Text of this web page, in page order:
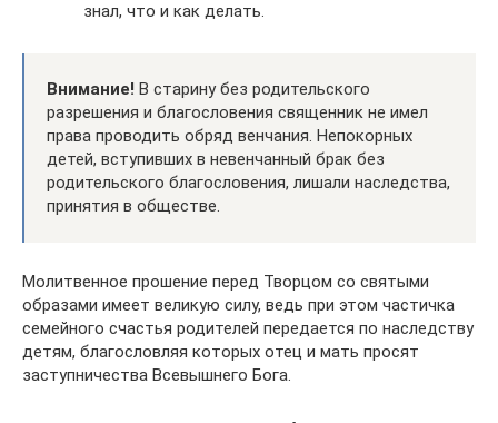
знал, что и как делать.
Внимание! В старину без родительского
разрешения и благословения священник не имел
права проводить обряд венчания. Непокорных
детей, вступивших в невенчанный брак без
родительского благословения, лишали наследства,
принятия в обществе.
Молитвенное прошение перед Творцом со святыми
образами имеет великую силу, ведь при этом частичка
семейного счастья родителей передается по наследству
детям, благословляя которых отец и мать просят
заступничества Всевышнего Бога.